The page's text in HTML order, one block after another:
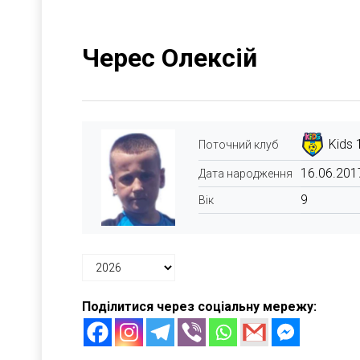
Черес Олексій
Поточний клуб Kids
Дата народження
Вік 9
Поділитися через соціальну мережу: